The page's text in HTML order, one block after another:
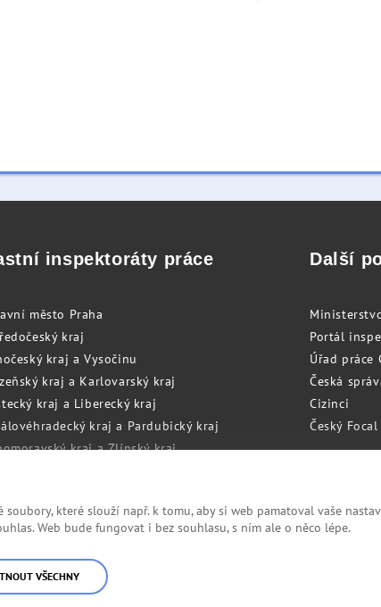
inspektoráty práce
město Praha
kraj
kraj a Vysočinu
kraj a Karlovarský kraj
kraj a Liberecký kraj
kraj a Pardubický kraj
kraj a Zlínský kraj
kraj a Olomoucký kraj
Další
Portál
Úřad práce
Česká
Cizinci
Český
soubory, které slouží např. k tomu, aby si web pamatoval vaše
Web bude fungovat i bez souhlasu, s ním ale o něco lépe.
VŠECHNY